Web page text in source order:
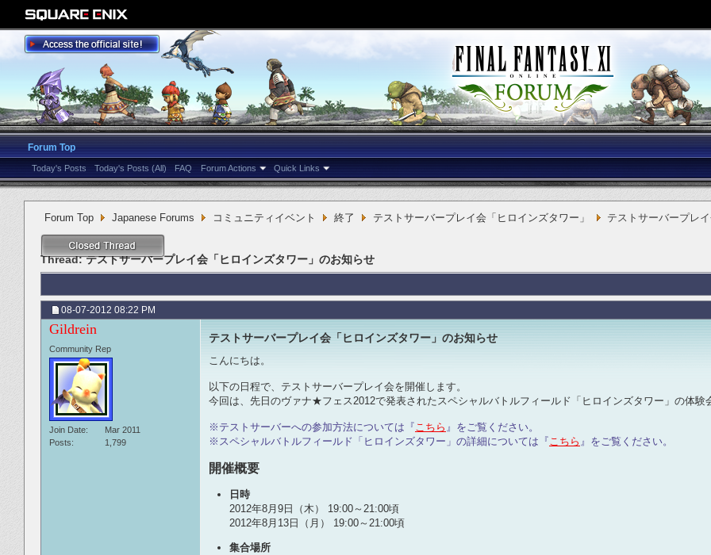
Forum Top
Today's Posts Today's Posts (All) FAQ Forum Actions Quick Links
Forum Top Japanese Forums コミュニティイベント 終了 テストサーバープレイ会「ヒロインズタワー」 テストサーバープレ
Thread:テストサーバープレイ会「ヒロインズタワー」のお知らせ
08-07-2012 08:22 PM
Gildrein
Community Rep
Join Date
Mar 2011
Posts
1,799
テストサーバープレイ会「ヒロインズタワー」のお知らせ
こんにちは。
以下の日程で、テストサーバープレイ会を開催します。
今回は、先日のヴァナ★フェス2012で発表されたスペシャルバトルフィールド「ヒロインズタワー」の体験
※テストサーバーへの参加方法については『こちら 』をご覧ください。
※スペシャルバトルフィールド「ヒロインズタワー」の詳細については『こちら 』をご覧ください。
開催概要
日時
2012年8月9日（木） 19:00～21:00頃
2012年8月13日（月） 19:00～21:00頃
集合場所